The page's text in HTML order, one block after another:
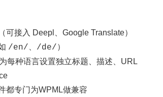
可接入 Deepl、Google Translate）
/en/ /de/ ）
每种语言设置独立标题、描述、URL
都专门为WPML做兼容